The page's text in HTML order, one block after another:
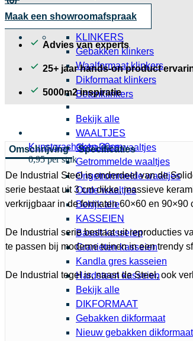
Kunstgrashaken 30cm
0,95 per stuk
Slabs
KLINKERS
Gebakken klinkers
Waalformaat klinkers
Dikformaat klinkers
Betonklinkers
Bekijk alle
WAALTJES
Gebakken waaltjes
Getrommelde waaltjes
Ongetrommelde waaltjes
Oude waaltjes
Bekijk alle
KASSEIEN
Basalt kasseien
Granieten kasseien
Kandla gres kasseien
Hardsteen kasseien
Bekijk alle
DIKFORMAAT
Gebakken dikformaat
Nieuw gebakken dikformaat
Maak een showroomafspraak
Advies van experts
25+ jaar hands-on product
5000m2 inspiratie
Omschrijving Specificaties
De Industrial Steel is onderdeel van de
serie bestaat uit 3 cm dikke, massieve
verkrijgbaar in de formaten 60×60 en 90×90
De Industrial serie bestaat uit reproducties
te passen bij moderne tuinen in een trendy
De Industrial tegel is, naast de Steel, ook